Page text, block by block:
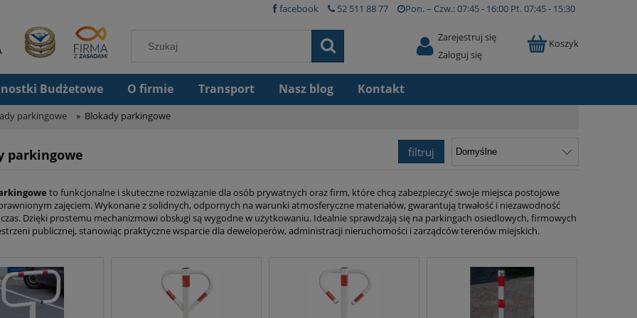
facebook 52 511 88 77 Pon. – Czw.:07:45 - 16:00 Pt.07:45 - 15:30
Koszyk
Zarejestruj się
Zaloguj się
Budżetowe O firmie Transport Nasz blog Kontakt
parkingowe » Blokady parkingowe
parkingowe filtruj
to funkcjonalne i skuteczne rozwiązanie dla osób prywatnych oraz firm, które chcą zabezpieczyć swoje miejsca postojowe
zajęciem. Wykonane z solidnych, odpornych na warunki atmosferyczne materiałów, gwarantują trwałość i niezawodność
czas. Dzięki prostemu mechanizmowi obsługi są wygodne w użytkowaniu. Idealnie sprawdzają się na parkingach osiedlowych, firmowych
publicznej, stanowiąc praktyczne wsparcie dla deweloperów, administracji nieruchomości i zarządców terenów miejskich.